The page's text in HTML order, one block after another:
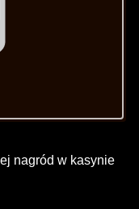
nagród w kasynie